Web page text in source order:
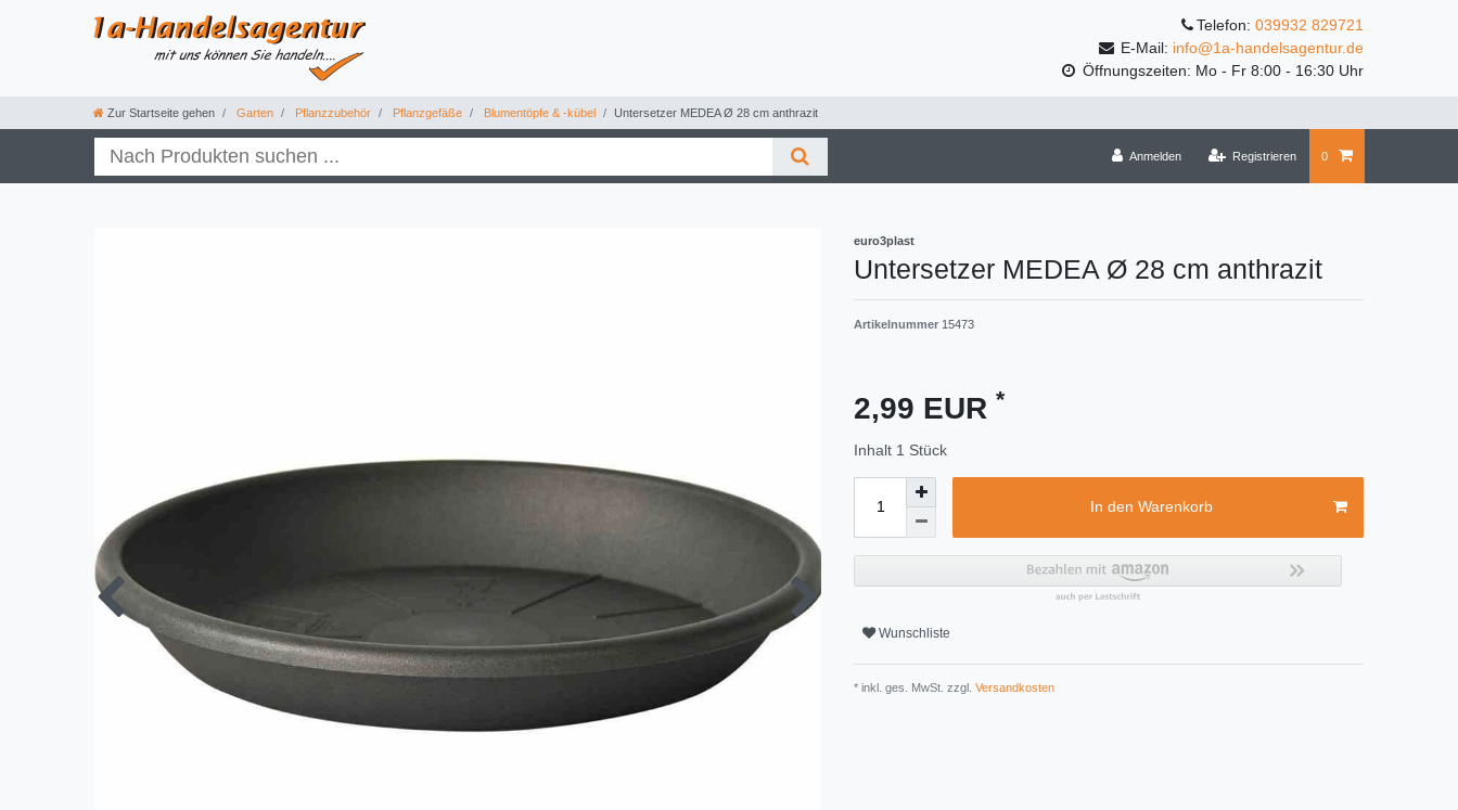
Telefon: 039932 829721
E-Mail: info@1a-handelsagentur.de
Öffnungszeiten: Mo - Fr 8:00 - 16:30 Uhr
Zur Startseite gehen Garten Pflanzzubehör Pflanzgefäße Blumentöpfe & -kübel Untersetzer MEDEA Ø 28 cm anthrazit
Anmelden Registrieren 0
euro3plast
Untersetzer MEDEA Ø 28 cm anthrazit
Artikelnummer 15473
2,99 EUR *
Inhalt 1 Stück
In den Warenkorb
Wunschliste
* inkl. ges. MwSt. zzgl. Versandkosten